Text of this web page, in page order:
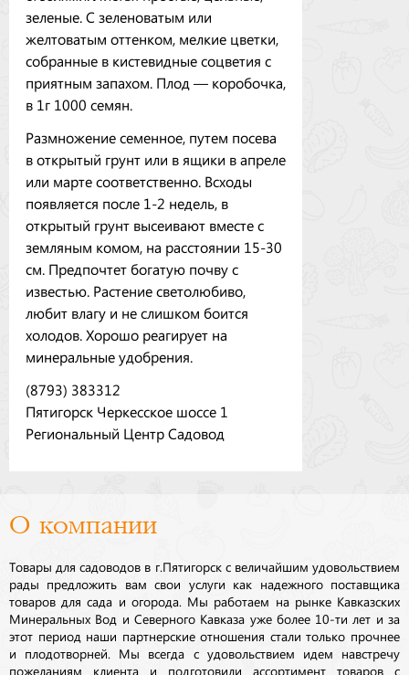
зеленые. С зеленоватым или
желтоватым оттенком, мелкие цветки,
собранные в кистевидные соцветия с
приятным запахом. Плод — коробочка,
в 1г 1000 семян.
Размножение семенное, путем посева
в открытый грунт или в ящики в апреле
или марте соответственно. Всходы
появляется после 1-2 недель, в
открытый грунт высеивают вместе с
земляным комом, на расстоянии 15-30
см. Предпочтет богатую почву с
известью. Растение светолюбиво,
любит влагу и не слишком боится
холодов. Хорошо реагирует на
минеральные удобрения.
(8793) 383312
Пятигорск Черкесское шоссе 1
Региональный Центр Садовод
О компании
Товары для садоводов в г.Пятигорск с величайшим удовольствием
рады предложить вам свои услуги как надежного поставщика
товаров для сада и огорода. Мы работаем на рынке Кавказских
Минеральных Вод и Северного Кавказа уже более 10-ти лет и за
этот период наши партнерские отношения стали только прочнее
и плодотворней. Мы всегда с удовольствием идем навстречу
пожеланиям клиента и подготовили ассортимент товаров с